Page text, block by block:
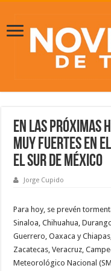
En las próximas
muy fuertes en
el sur de México
Jorge Cupido
Para hoy, se prevén
Sinaloa, Chihuahua,
Guerrero, Oaxaca y
Zacatecas, Veracruz,
Meteorológico Nacional